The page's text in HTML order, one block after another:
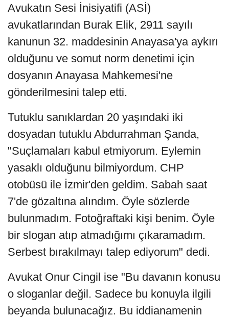
Avukatın Sesi İnisiyatifi (ASİ)
avukatlarından Burak Elik, 2911 sayılı
kanunun 32. maddesinin Anayasa'ya aykırı
olduğunu ve somut norm denetimi için
dosyanın Anayasa Mahkemesi'ne
gönderilmesini talep etti.
Tutuklu sanıklardan 20 yaşındaki iki
dosyadan tutuklu Abdurrahman Şanda,
"Suçlamaları kabul etmiyorum. Eylemin
yasaklı olduğunu bilmiyordum. CHP
otobüsü ile İzmir'den geldim. Sabah saat
7'de gözaltına alındım. Öyle sözlerde
bulunmadım. Fotoğraftaki kişi benim. Öyle
bir slogan atıp atmadığımı çıkaramadım.
Serbest bırakılmayı talep ediyorum" dedi.
Avukat Onur Cingil ise "Bu davanın konusu
o sloganlar değil. Sadece bu konuyla ilgili
beyanda bulunacağız. Bu iddianamenin